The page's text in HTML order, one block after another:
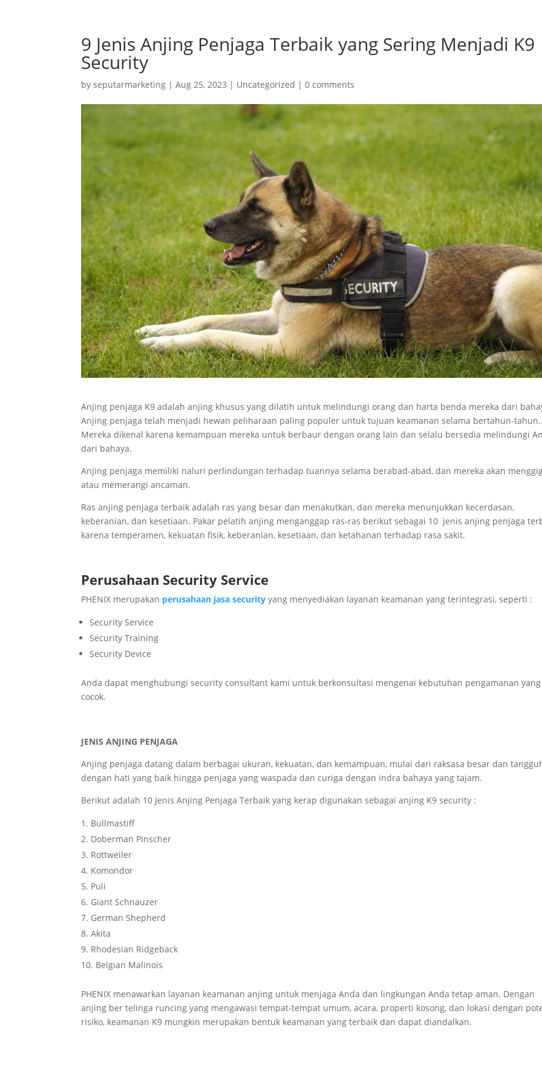
9 Jenis Anjing Penjaga Terbaik yang Sering Menjadi K9
Security
byseputarmarketing |Aug 25, 2023 | Uncategorized |0 comments
Anjing penjaga K9 adalah anjing khusus yang dilatih untuk melindungi orang dan harta benda mereka dari
Anjing penjaga telah menjadi hewan peliharaan paling populer untuk tujuan keamanan selama bertahun-tahun.
Mereka dikenal karena kemampuan mereka untuk berbaur dengan orang lain dan selalu bersedia melindungi
dari bahaya.
Anjing penjaga memiliki naluri perlindungan terhadap tuannya selama berabad-abad, dan mereka akan
atau memerangi ancaman.
Ras anjing penjaga terbaik adalah ras yang besar dan menakutkan, dan mereka menunjukkan kecerdasan,
keberanian, dan kesetiaan. Pakar pelatih anjing menganggap ras-ras berikut sebagai 10 jenis anjing penjaga
karena temperamen, kekuatan fisik, keberanian, kesetiaan, dan ketahanan terhadap rasa sakit.
Perusahaan Security Service
PHENIX merupakan perusahaan jasa security yang menyediakan layanan keamanan yang terintegrasi, seperti :
Security Service
Security Training
Security Device
Anda dapat menghubungi security consultant kami untuk berkonsultasi mengenai kebutuhan pengamanan yang
cocok.
JENIS ANJING PENJAGA
Anjing penjaga datang dalam berbagai ukuran, kekuatan, dan kemampuan, mulai dari raksasa besar dan
dengan hati yang baik hingga penjaga yang waspada dan curiga dengan indra bahaya yang tajam.
Berikut adalah 10 Jenis Anjing Penjaga Terbaik yang kerap digunakan sebagai anjing K9 security :
Bullmastiff
Doberman Pinscher
Rottweiler
Komondor
Puli
Giant Schnauzer
German Shepherd
Akita
Rhodesian Ridgeback
Belgian Malinois
PHENIX menawarkan layanan keamanan anjing untuk menjaga Anda dan lingkungan Anda tetap aman. Dengan
anjing ber telinga runcing yang mengawasi tempat-tempat umum, acara, properti kosong, dan lokasi dengan
risiko, keamanan K9 mungkin merupakan bentuk keamanan yang terbaik dan dapat diandalkan.